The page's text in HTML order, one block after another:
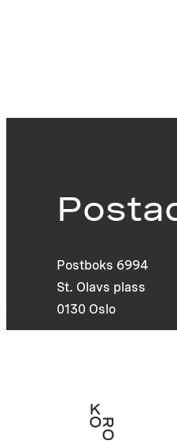
Postboks 6994
St. Olavs plass
0130 Oslo